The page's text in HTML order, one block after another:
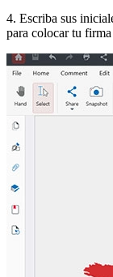
4. Escriba sus
para colocar tu